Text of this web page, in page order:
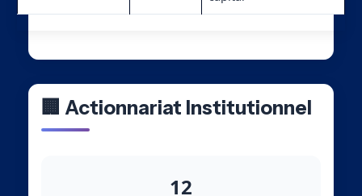
🏢 Actionnariat Institutionnel
12